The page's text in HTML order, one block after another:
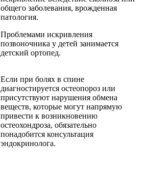
общего заболевания, врожденная
патология.
Проблемами искривления
позвоночника у детей занимается
детский ортопед.
Если при болях в спине
диагностируется остеопороз или
присутствуют нарушения обмена
веществ, которые могут напрямую
привести к возникновению
остеохондроза, обязательно
понадобится консультация
эндокринолога.